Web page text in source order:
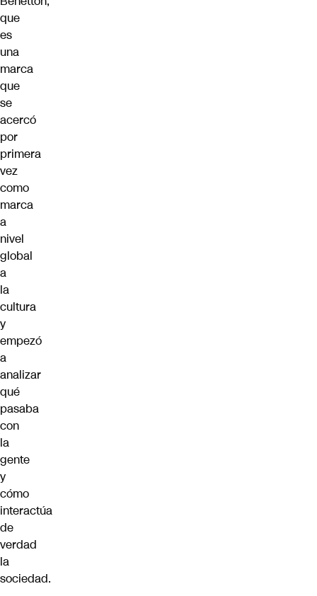
que
es
una
marca
que
se
acercó
por
primera
vez
como
marca
a
nivel
global
a
la
cultura
y
empezó
a
analizar
qué
pasaba
con
la
gente
y
cómo
interactúa
de
verdad
la
sociedad.